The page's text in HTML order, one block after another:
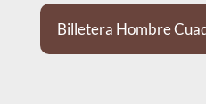
Billetera Hombre